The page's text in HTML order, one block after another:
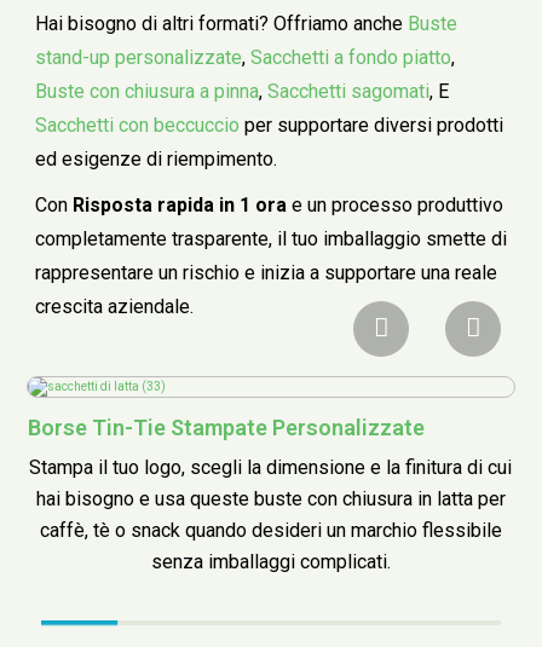
Hai bisogno di altri formati? Offriamo anche Buste
stand-up personalizzate, Sacchetti a fondo piatto,
Buste con chiusura a pinna, Sacchetti sagomati, E
Sacchetti con beccuccio per supportare diversi prodotti
ed esigenze di riempimento.
Con Risposta rapida in 1 orae un processo produttivo
completamente trasparente, il tuo imballaggio smette di
rappresentare un rischio e inizia a supportare una reale
crescita aziendale.
Borse Tin-Tie Stampate Personalizzate
Stampa il tuo logo, scegli la dimensione e la finitura di cui
hai bisogno e usa queste buste con chiusura in latta per
caffè, tè o snack quando desideri un marchio flessibile
senza imballaggi complicati.